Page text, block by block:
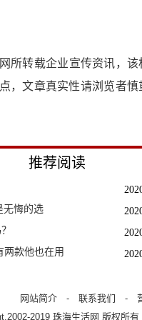
所转载企业宣传资讯，
，文章真实性请浏览者
推荐阅读
无悔的选
两款他也在用
网站简介 - 联系我们 -
2019 珠海生活网 版权所有